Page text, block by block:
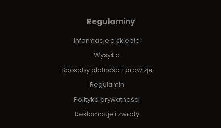
Regulaminy
Informacje o sklepie
Wysyłka
Sposoby płatności i prowizje
Regulamin
Polityka prywatności
Reklamacje i zwroty